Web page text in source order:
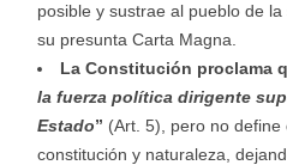
posible y sustrae al pueblo de
su presunta Carta Magna.
La Constitución proclama
la fuerza política dirigente
Estado” (Art. 5), pero no
constitución y naturaleza,